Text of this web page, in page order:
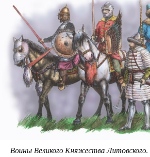
Воины Великого Княжества Литовского.